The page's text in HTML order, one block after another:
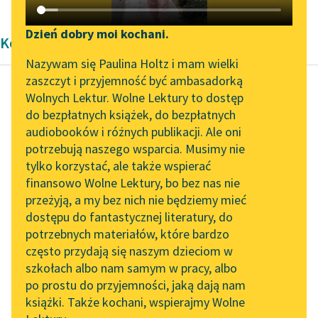
Katalog DAISY
Podkasty o książkach
Zgłoś brak utworu
Aktualności
„Prokurator Alicja Horn”
do słuchania
Byliśmy częścią AI Impact
Lab
Zapraszamy na spotkanie
online z tłumaczkami
literatury skandynawskiej
Spotkanie z Katarzyną
Tunkiel w Oslo
102. lata temu zmarł
Joseph Conrad
Narzędzia
Mapa Wolnych Lektur
Leśmianator
Przewodnik dla piszących i
czytających
API
OAI-PMH
Widget Wolnych Lektur
Przypisy
Dzień dobry moi kochani.
Nazywam się Paulina Holtz i mam wielki
zaszczyt i przyjemność być ambasadorką
Wolnych Lektur. Wolne Lektury to dostęp
do bezpłatnych książek, do bezpłatnych
audiobooków i różnych publikacji. Ale oni
potrzebują naszego wsparcia. Musimy nie
tylko korzystać, ale także wspierać
finansowo Wolne Lektury, bo bez nas nie
przeżyją, a my bez nich nie będziemy mieć
dostępu do fantastycznej literatury, do
potrzebnych materiałów, które bardzo
często przydają się naszym dzieciom w
szkołach albo nam samym w pracy, albo
po prostu do przyjemności, jaką dają nam
książki. Także kochani, wspierajmy Wolne
Komedia
Aleksander Fredro
Mąż i żona
Nareszcie, jak gra
szachów jest miłostek
sztuka.
Każdy w niej do
zwalczenia skrytej
drogi szuka...
Czytaj więcej